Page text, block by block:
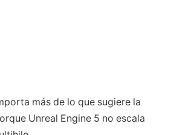
más de lo que sugiere la
Unreal Engine 5 no escala